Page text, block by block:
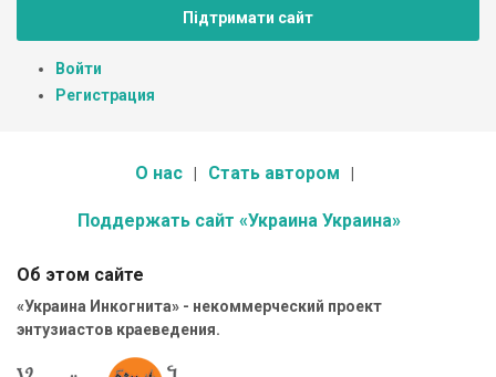
Підтримати сайт
Войти
Регистрация
О нас Стать автором
Поддержать сайт «Украина Украина»
Об этом сайте
«Украина Инкогнита» - некоммерческий проект
энтузиастов краеведения.